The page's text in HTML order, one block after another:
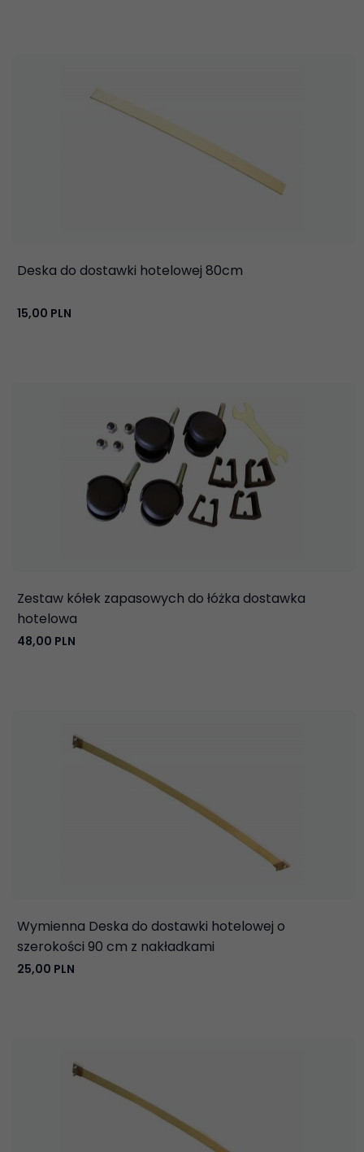
Deska do dostawki hotelowej 80cm
15,00 PLN
Zestaw kółek zapasowych do łóżka dostawka
hotelowa
48,00 PLN
Wymienna Deska do dostawki hotelowej o
szerokości 90 cm z nakładkami
25,00 PLN